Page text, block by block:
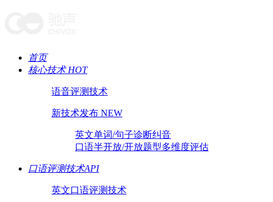
首页
核心技术 HOT
语音评测技术
新技术发布 NEW
英文单词/句子诊断纠音
口语半开放/开放题型多维度评估
口语评测技术API
英文口语评测技术